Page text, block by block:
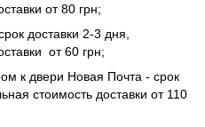
от 80 грн;
доставки 2-3 дня,
от 60 грн;
к двери Новая Почта - срок
стоимость доставки от 110